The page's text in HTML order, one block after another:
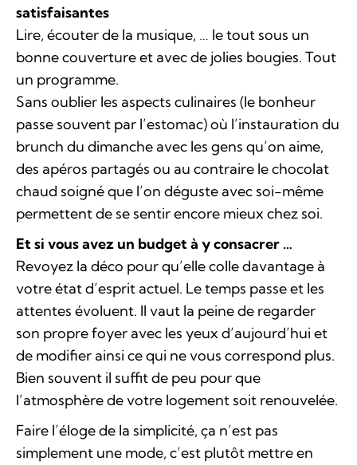
satisfaisantes
Lire, écouter de la musique, … le tout sous un
bonne couverture et avec de jolies bougies. Tout
un programme.
Sans oublier les aspects culinaires (le bonheur
passe souvent par l’estomac) où l’instauration du
brunch du dimanche avec les gens qu’on aime,
des apéros partagés ou au contraire le chocolat
chaud soigné que l’on déguste avec soi-même
permettent de se sentir encore mieux chez soi.
Et si vous avez un budget à y consacrer …
Revoyez la déco pour qu’elle colle davantage à
votre état d’esprit actuel. Le temps passe et les
attentes évoluent. Il vaut la peine de regarder
son propre foyer avec les yeux d’aujourd’hui et
de modifier ainsi ce qui ne vous correspond plus.
Bien souvent il suffit de peu pour que
l’atmosphère de votre logement soit renouvelée.
Faire l’éloge de la simplicité, ça n’est pas
simplement une mode, c’est plutôt mettre en